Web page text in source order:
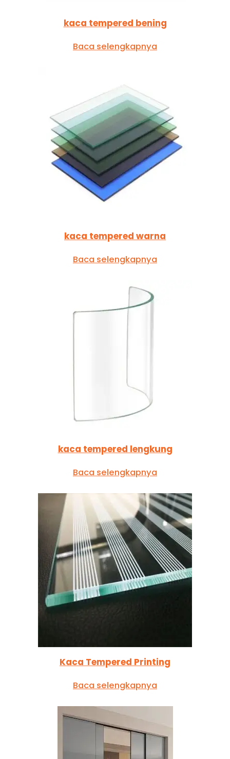
kaca tempered bening
Baca selengkapnya
kaca tempered warna
Baca selengkapnya
kaca tempered lengkung
Baca selengkapnya
Kaca Tempered Printing
Baca selengkapnya